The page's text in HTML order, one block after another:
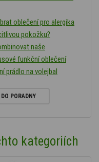
oblečení pro alergika
pokožku?
naše
funkční oblečení
prádlo na volejbal
PORADNY
kategoriích